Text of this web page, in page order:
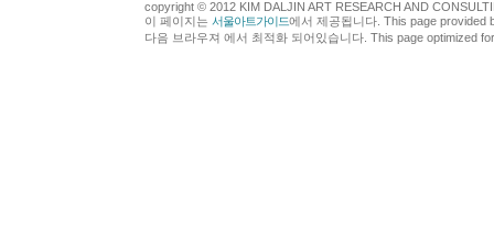
copyright © 2012 KIM DALJIN ART RESEARCH AND
이 페이지는 서울아트가이드에서 제공됩니다. This page provided
다음 브라우져 에서 최적화 되어있습니다. This page optimized